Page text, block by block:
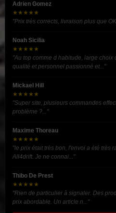
Adrien Gomez
★★★★★
"Prix très corrects, livraison plus que
Noah Sicilia
★★★★★
"Au top comme d habitude, large choix
qualité et personnel passionné et..."
Mickael Hill
★★★★★
"Super site, plusieurs commandes
problème ?..."
Maxime Thoreau
★★★★★
"le prix était très bon, l'envoi a été très
All4drift. Je ne connai..."
Thibo De Prest
★★★★★
"Rien de particulier à signaler. Des
prix abordable. Un article n..."